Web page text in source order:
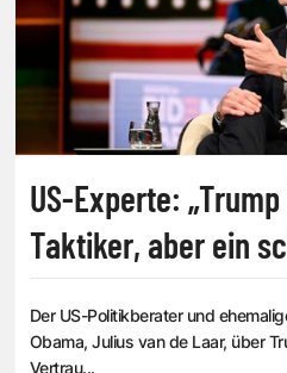
US-Experte:
Taktiker, aber ein
Der US-Politikberater und
Obama, Julius van de Laar, über
Vertrau...